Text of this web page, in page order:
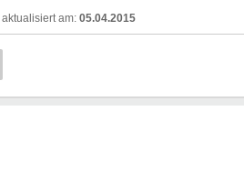
05.04.2015